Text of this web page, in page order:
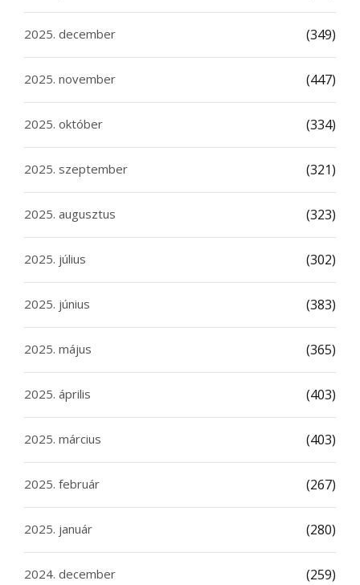
2025. december (349)
2025. november (447)
2025. október (334)
2025. szeptember (321)
2025. augusztus (323)
2025. július (302)
2025. június (383)
2025. május (365)
2025. április (403)
2025. március (403)
2025. február (267)
2025. január (280)
2024. december (259)